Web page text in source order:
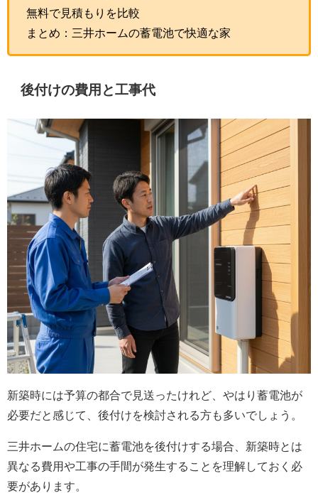
無料で見積もりを比較
まとめ：三井ホームの蓄電池で快適な家
後付けの費用と工事代
新築時には予算の都合で見送ったけれど、やはり蓄電池が
必要だと感じて、後付けを検討される方も多いでしょう。
三井ホームの住宅に蓄電池を後付けする場合、新築時とは
異なる費用や工事の手間が発生することを理解しておく必
要があります。